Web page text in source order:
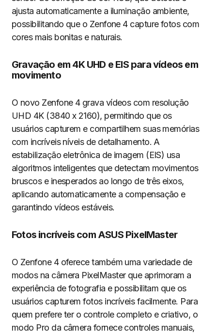
ajusta automaticamente a iluminação ambiente,
possibilitando que o Zenfone 4 capture fotos com
cores mais bonitas e naturais.
Gravação em 4K UHD e EIS para vídeos em
movimento
O novo Zenfone 4 grava vídeos com resolução
UHD 4K (3840 x 2160), permitindo que os
usuários capturem e compartilhem suas memórias
com incríveis níveis de detalhamento. A
estabilização eletrônica de imagem (EIS) usa
algoritmos inteligentes que detectam movimentos
bruscos e inesperados ao longo de três eixos,
aplicando automaticamente a compensação e
garantindo vídeos estáveis.
Fotos incríveis com ASUS PixelMaster
O Zenfone 4 oferece também uma variedade de
modos na câmera PixelMaster que aprimoram a
experiência de fotografia e possibilitam que os
usuários capturem fotos incríveis facilmente. Para
quem prefere ter o controle completo e criativo, o
modo Pro da câmera fornece controles manuais,